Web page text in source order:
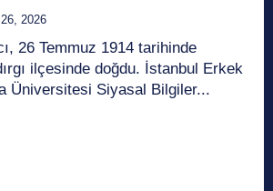
2026
26 Temmuz 1914 tarihinde
ilçesinde doğdu. İstanbul Erkek
Üniversitesi Siyasal Bilgiler...